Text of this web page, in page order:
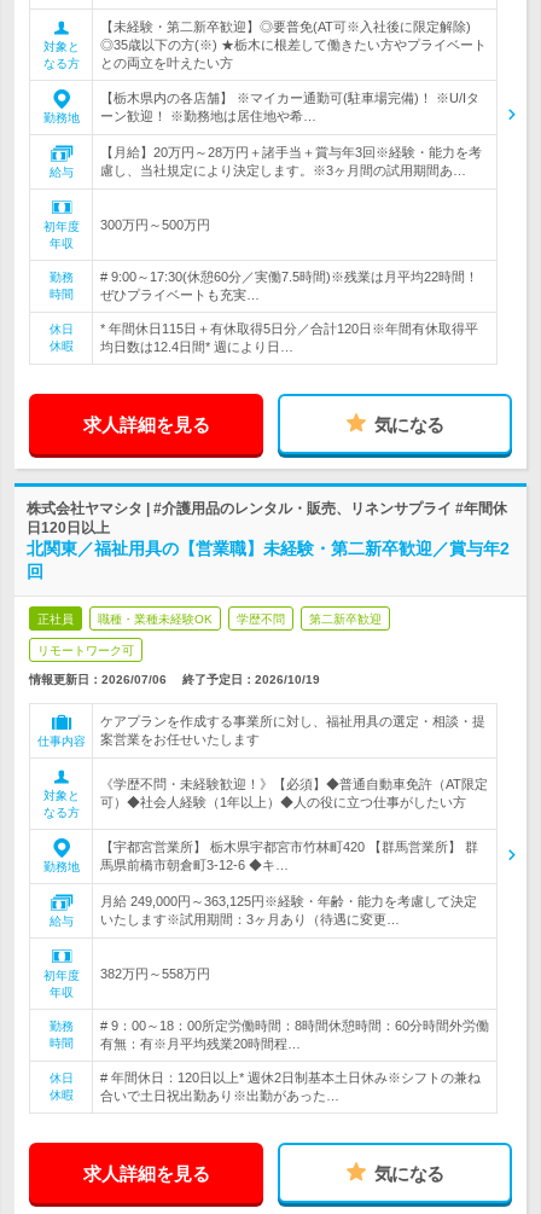
対象と
なる方
【未経験・第二新卒歓迎】◎要普免(AT可※入社後に限定解除)
◎35歳以下の方(※) ★栃木に根差して働きたい方やプライベート
との両立を叶えたい方
勤務地
【栃木県内の各店舗】 ※マイカー通勤可(駐車場完備)！ ※U/Iタ
ーン歓迎！ ※勤務地は居住地や希…
給与
【月給】20万円～28万円＋諸手当＋賞与年3回※経験・能力を考
慮し、当社規定により決定します。※3ヶ月間の試用期間あ…
初年度
年収
300万円～500万円
勤務
時間
# 9:00～17:30(休憩60分／実働7.5時間)※残業は月平均22時間！
ぜひプライベートも充実…
休日
休暇
* 年間休日115日＋有休取得5日分／合計120日※年間有休取得平
均日数は12.4日間* 週により日…
求人詳細を見る 気になる
株式会社ヤマシタ | #介護用品のレンタル・販売、リネンサプライ #年間休
日120日以上
北関東／福祉用具の【営業職】未経験・第二新卒歓迎／賞与年2
回
正社員 職種・業種未経験OK 学歴不問 第二新卒歓迎
リモートワーク可
情報更新日：2026/07/06 終了予定日： 2026/10/19
仕事内容
ケアプランを作成する事業所に対し、福祉用具の選定・相談・提
案営業をお任せいたします
対象と
なる方
《学歴不問・未経験歓迎！》【必須】◆普通自動車免許（AT限定
可）◆社会人経験（1年以上）◆人の役に立つ仕事がしたい方
勤務地
【宇都宮営業所】 栃木県宇都宮市竹林町420 【群馬営業所】 群
馬県前橋市朝倉町3-12-6 ◆キ…
給与
月給 249,000円～363,125円※経験・年齢・能力を考慮して決定
いたします※試用期間：3ヶ月あり（待遇に変更…
初年度
年収
382万円～558万円
勤務
時間
# 9：00～18：00所定労働時間：8時間休憩時間：60分時間外労働
有無：有※月平均残業20時間程…
休日
休暇
# 年間休日：120日以上* 週休2日制基本土日休み※シフトの兼ね
合いで土日祝出勤あり※出勤があった…
求人詳細を見る 気になる